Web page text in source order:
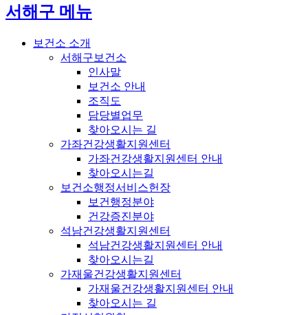
서해구 메뉴
보건소 소개
서해구보건소
인사말
보건소 안내
조직도
담당별업무
찾아오시는 길
가좌건강생활지원센터
가좌건강생활지원센터 안내
찾아오시는길
보건소행정서비스헌장
보건행정분야
건강증진분야
석남건강생활지원센터
석남건강생활지원센터 안내
찾아오시는길
가재울건강생활지원센터
가재울건강생활지원센터 안내
찾아오시는 길